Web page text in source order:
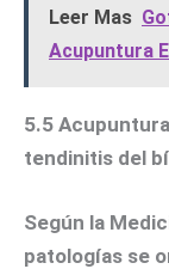
Leer Mas
Acupuntura
5.5
tendinitis del
Según la
patologías se